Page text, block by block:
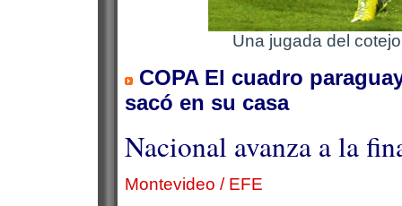
Una jugada del
COPA El cuadro
sacó en su casa
Nacional avanza a la
Montevideo / EFE